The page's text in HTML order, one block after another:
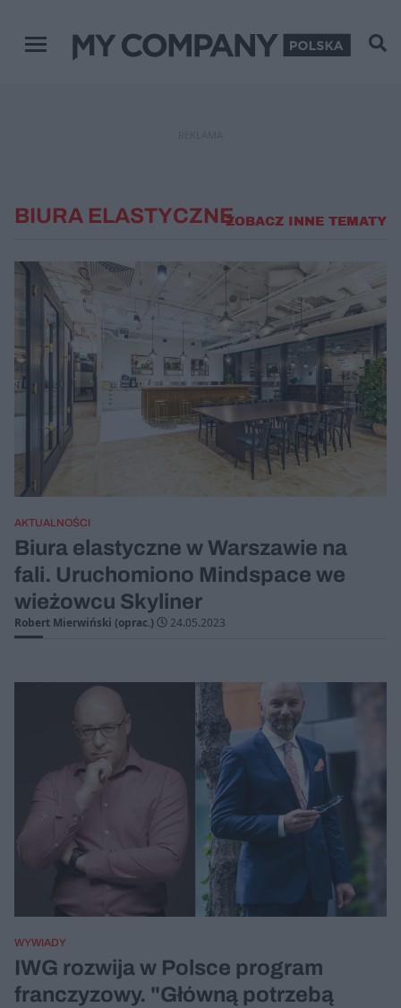
Menu główne
BIURA ELASTYCZNEZOBACZ INNE TEMATY
AKTUALNOŚCI
Biura elastyczne w Warszawie na
fali. Uruchomiono Mindspace we
wieżowcu Skyliner
Robert Mierwiński (oprac.) 24.05.2023
WYWIADY
IWG rozwija w Polsce program
franczyzowy. "Główną potrzebą